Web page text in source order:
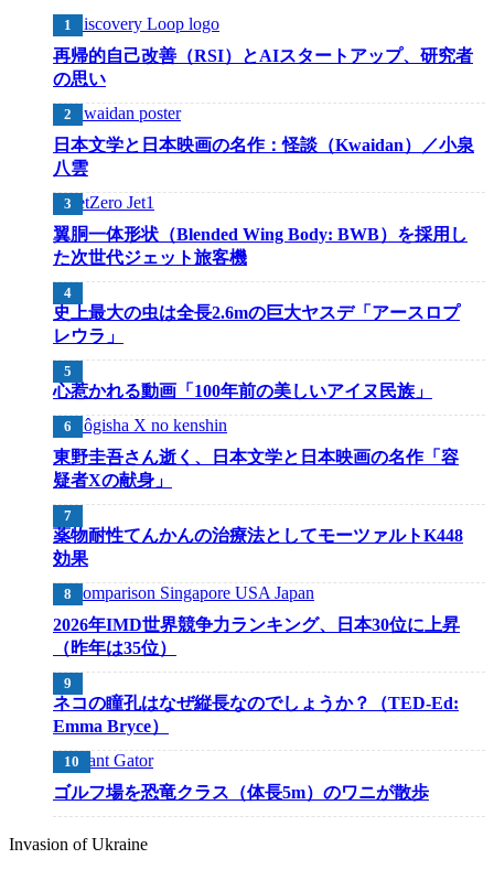
再帰的自己改善（RSI）とAIスタートアップ、研究者
の思い
日本文学と日本映画の名作：怪談（Kwaidan）／小泉
八雲
翼胴一体形状（Blended Wing Body: BWB）を採用し
た次世代ジェット旅客機
史上最大の虫は全長2.6mの巨大ヤスデ「アースロプ
レウラ」
心惹かれる動画「100年前の美しいアイヌ民族」
東野圭吾さん逝く、日本文学と日本映画の名作「容
疑者Xの献身」
薬物耐性てんかんの治療法としてモーツァルトK448
効果
2026年IMD世界競争力ランキング、日本30位に上昇
（昨年は35位）
ネコの瞳孔はなぜ縦長なのでしょうか？（TED-Ed:
Emma Bryce）
ゴルフ場を恐竜クラス（体長5m）のワニが散歩
Invasion of Ukraine